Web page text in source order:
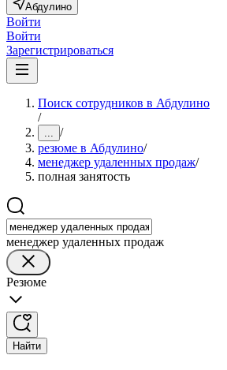
Абдулино
Войти
Войти
Зарегистрироваться
Поиск сотрудников в Абдулино
/
... /
резюме в Абдулино/
менеджер удаленных продаж/
полная занятость
менеджер удаленных продаж
Резюме
Найти